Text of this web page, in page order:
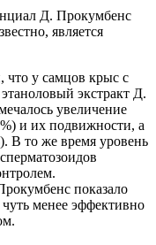
Д. Прокумбенс
является
что у самцов крыс с
экстракт Д.
увеличение
и их подвижности, а
В то же время уровень
показало
менее эффективно